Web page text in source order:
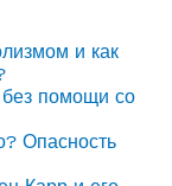
и как
без помощи со
Опасность